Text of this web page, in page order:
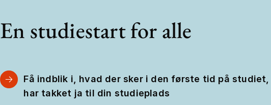
En studiestart for alle
Få indblik i, hvad der sker i den første tid på studiet,
har takket ja til din studieplads